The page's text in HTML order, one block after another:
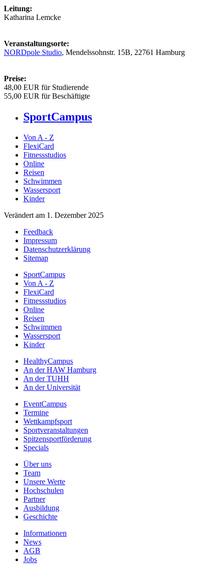
Leitung:
Katharina Lemcke
Veranstaltungsorte:
NORDpole Studio, Mendelssohnstr. 15B, 22761 Hamburg
Preise:
48,00 EUR für Studierende
55,00 EUR für Beschäftigte
SportCampus
Von A - Z
FlexiCard
Fitnessstudios
Online
Reisen
Schwimmen
Wassersport
Kinder
Verändert am 1. Dezember 2025
Feedback
Impressum
Datenschutzerklärung
Sitemap
SportCampus
Von A - Z
FlexiCard
Fitnessstudios
Online
Reisen
Schwimmen
Wassersport
Kinder
HealthyCampus
An der HAW Hamburg
An der TUHH
An der Universität
EventCampus
Termine
Wettkampfsport
Sportveranstaltungen
Spitzensportförderung
Specials
Über uns
Team
Unsere Werte
Hochschulen
Partner
Ausbildung
Geschichte
Informationen
News
AGB
Jobs